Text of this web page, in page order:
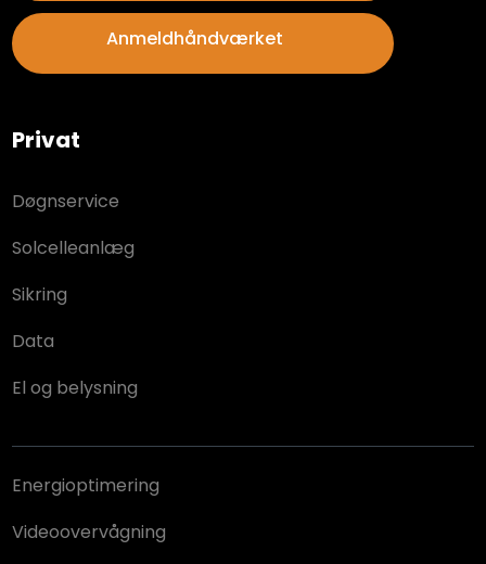
Anmeldhåndværket
Privat​
Døgnservice
Solcelleanlæg
Sikring
Data
El og belysning
Energioptimering
Videoovervågning